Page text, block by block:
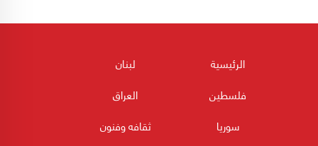
الرئيسية
لبنان
فلسطين
العراق
سوريا
ثقافه وفنون